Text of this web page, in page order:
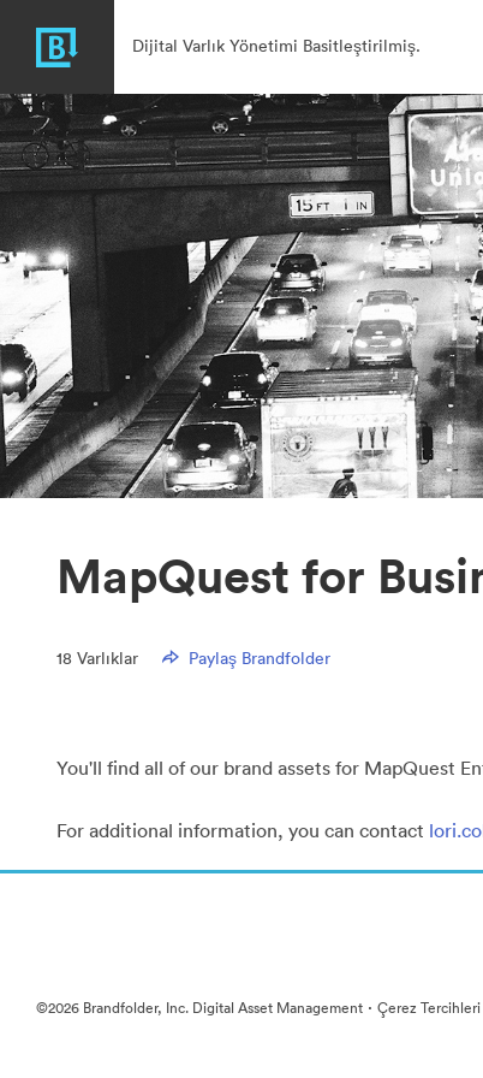
Dijital Varlık Yönetimi Basitleştirilmiş.
MapQuest for
18 Varlıklar Paylaş Brandfolder
You'll find all of our brand assets for MapQuest
For additional information, you can contact
©2026 Brandfolder, Inc. Digital Asset Management · Çerez Tercihleri